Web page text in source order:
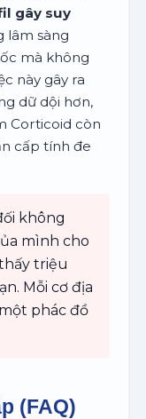
gây suy
lâm sàng
mà không
này gây ra
dữ dội hơn,
Corticoid còn
cấp tính đe
không
mình cho
triệu
Mỗi cơ địa
phác đồ
(FAQ)